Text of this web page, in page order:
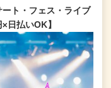
ト・フェス・ライブ
日払いOK】